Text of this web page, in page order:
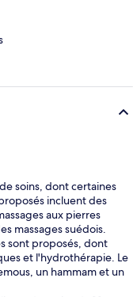
soins, dont certaines
incluent des
aux pierres
massages suédois.
sont proposés, dont
et l'hydrothérapie. Le
un hammam et un